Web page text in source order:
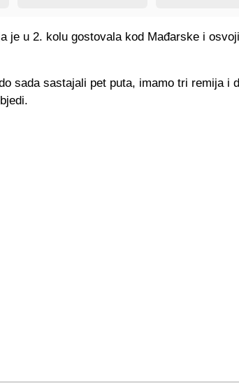
je u 2. kolu gostovala kod Mađarske i
sada sastajali pet puta, imamo tri remija i